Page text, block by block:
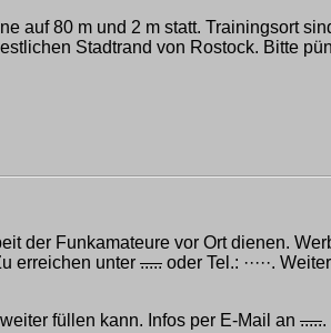
auf 80 m und 2 m statt. Trainingsort
Stadtrand von Rostock. Bitte
der Funkamateure vor Ort dienen.
erreichen unter ..... oder Tel.: ·····.
füllen kann. Infos per E-Mail an ......